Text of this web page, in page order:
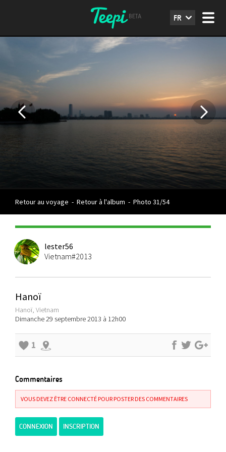
FR
Retour au voyage - Retour à l'album - Photo 31/54
lester56
Vietnam#2013
Hanoï
Hanoï, Vietnam
Dimanche 29 septembre 2013 à 12h00
1
Commentaires
VOUS DEVEZ ÊTRE CONNECTÉ POUR POSTER DES COMMENTAIRES
CONNEXION INSCRIPTION